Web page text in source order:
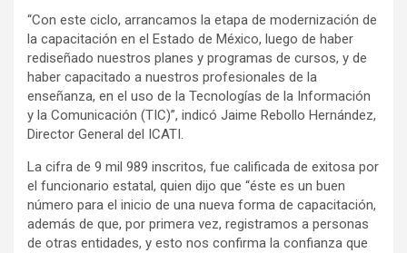
“Con este ciclo, arrancamos la etapa de modernización de
la capacitación en el Estado de México, luego de haber
rediseñado nuestros planes y programas de cursos, y de
haber capacitado a nuestros profesionales de la
enseñanza, en el uso de la Tecnologías de la Información
y la Comunicación (TIC)”, indicó Jaime Rebollo Hernández,
Director General del ICATI.
La cifra de 9 mil 989 inscritos, fue calificada de exitosa por
el funcionario estatal, quien dijo que “éste es un buen
número para el inicio de una nueva forma de capacitación,
además de que, por primera vez, registramos a personas
de otras entidades, y esto nos confirma la confianza que